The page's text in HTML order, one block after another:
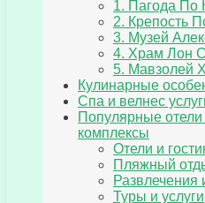
1. Пагода По
2. Крепость
3. Музей
4. Храм Лон
5. Мавзолей
Кулинарные
Спа и велнес
Популярные
комплексы
Отели и
Пляжный
Развлечения
Туры и услуги